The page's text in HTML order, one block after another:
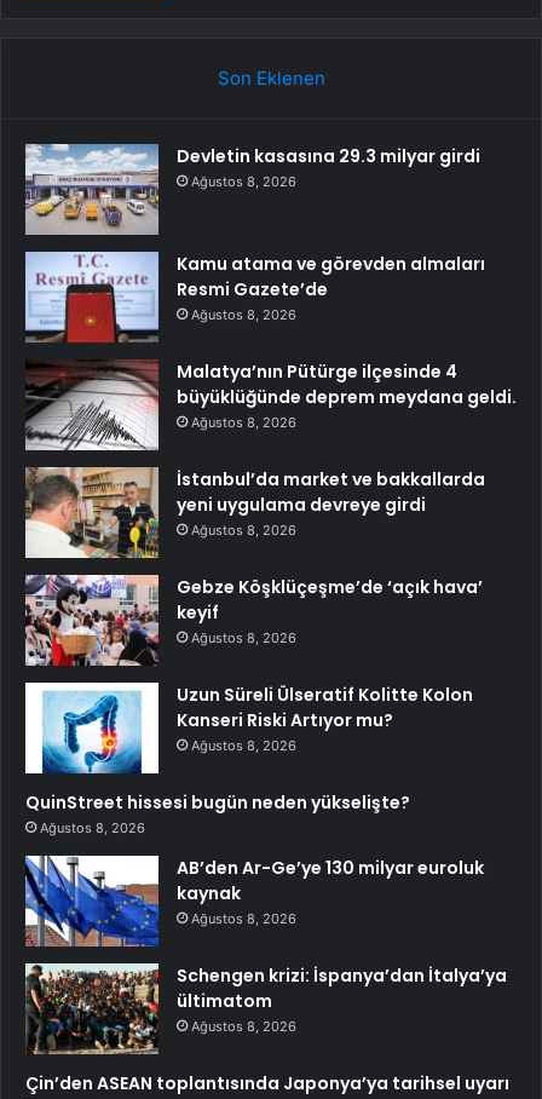
Son Eklenen
Devletin kasasına 29.3 milyar girdi
Ağustos 8, 2026
Kamu atama ve görevden almaları
Resmi Gazete’de
Ağustos 8, 2026
Malatya’nın Pütürge ilçesinde 4
büyüklüğünde deprem meydana geldi.
Ağustos 8, 2026
İstanbul’da market ve bakkallarda
yeni uygulama devreye girdi
Ağustos 8, 2026
Gebze Köşklüçeşme’de ‘açık hava’
keyif
Ağustos 8, 2026
Uzun Süreli Ülseratif Kolitte Kolon
Kanseri Riski Artıyor mu?
Ağustos 8, 2026
QuinStreet hissesi bugün neden yükselişte?
Ağustos 8, 2026
AB’den Ar-Ge’ye 130 milyar euroluk
kaynak
Ağustos 8, 2026
Schengen krizi: İspanya’dan İtalya’ya
ültimatom
Ağustos 8, 2026
Çin’den ASEAN toplantısında Japonya’ya tarihsel uyarı